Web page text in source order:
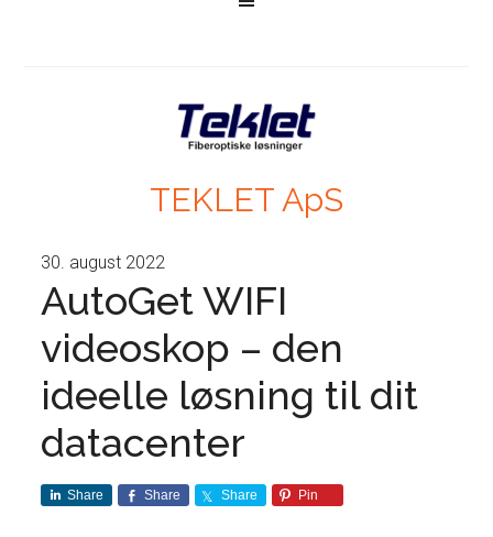
TEKLET ApS
30. august 2022
AutoGet WIFI
videoskop – den
ideelle løsning til dit
datacenter
Share Share Share Pin